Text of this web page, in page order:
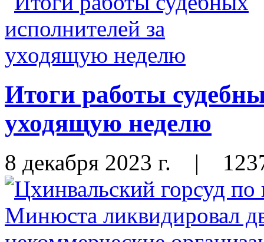
Итоги работы
уходящую неделю
8 декабря 2023 г. |